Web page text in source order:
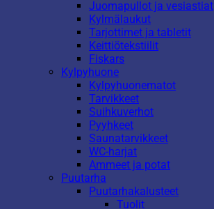
Juomapullot ja vesiastiat
Kylmälaukut
Tarjottimet ja tabletit
Keittiötekstiilit
Fiskars
Kylpyhuone
Kylpyhuonematot
Tarvikkeet
Suihkuverhot
Pyyhkeet
Saunatarvikkeet
WC-harjat
Ammeet ja potat
Puutarha
Puutarhakalusteet
Tuolit